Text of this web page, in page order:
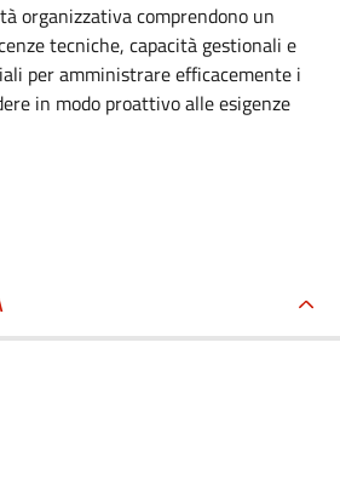
organizzativa comprendono un
tecniche, capacità gestionali e
per amministrare efficacemente i
in modo proattivo alle esigenze